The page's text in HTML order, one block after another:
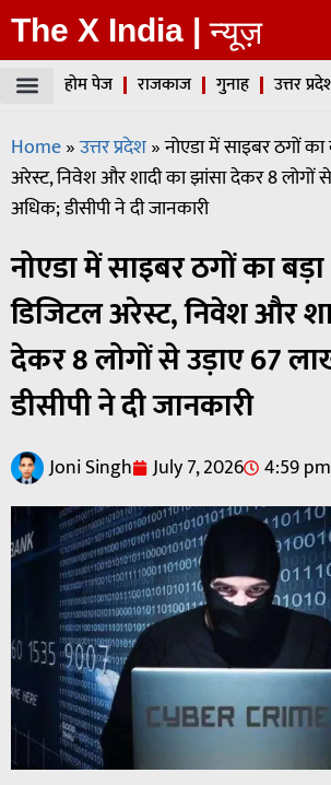
The X India | न्यूज़
होम पेज राजकाज गुनाह उत्तर
Home»उत्तर प्रदेश»नोएडा में साइबर ठगों
अरेस्ट, निवेश और शादी का झांसा देकर 8 लोगों
अधिक; डीसीपी ने दी जानकारी
नोएडा में साइबर ठगों का
डिजिटल अरेस्ट, निवेश और
देकर 8 लोगों से उड़ाए 67
डीसीपी ने दी जानकारी
Joni Singh July 7, 2026 4:59 pm